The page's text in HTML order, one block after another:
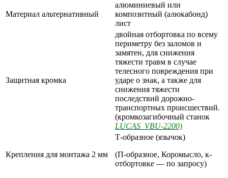
Материал альтернативный
алюминиевый или
композитный (алюкабонд)
лист
Защитная кромка
двойная отбортовка по всему
периметру без заломов и
замятен, для снижения
тяжести травм в случае
телесного повреждения при
ударе о знак, а также для
снижения тяжести
последствий дорожно-
транспортных происшествий.
(кромкозагибочный станок
LUCAS VBU-2200)
Крепления для монтажа 2 мм
Т-образное (язычок)
(П-образное, Коромысло, к-
отбортовке — по запросу)